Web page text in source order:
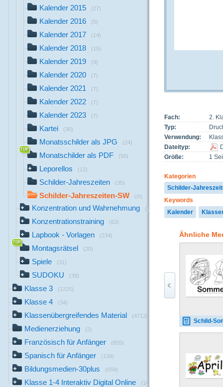
Kalender 2015 (27)
Kalender 2016 (5)
Kalender 2017 (14)
Kalender 2018 (15)
Kalender 2019 (9)
Kalender 2020 (7)
Kalender 2021 (7)
Kalender 2022 (7)
Kalender 2023 (7)
Kartei (30)
Monatsschilder als JPG (24)
Monatschilder als PDF (50)
Leporellos (12)
Schilder-Jahreszeiten (35)
Schilder-Jahreszeiten-SW (35)
Konzentration und Wahrnehmung (147)
Konzentrationstraining (63)
Lapbook - Vorlagen (234)
Montagsrätsel (20)
Spiele (31)
SUDOKU (39)
Klasse 3 (1225)
Klasse 4 (34)
Klassenübergreifendes Material (4713)
Medienerziehung (2)
Französisch für Anfänger (655)
Spanisch für Anfänger (139)
Bildungsmedien-30plus (659)
Klasse 1-4 Interaktiv Digital Online (14)
Fach:
2.
Typ:
Verwendung:
Dateityp:
Größe:
1
Kategorien
Schilder-
Keywords
Kalender
Ähnliche
Schild-Sommer-